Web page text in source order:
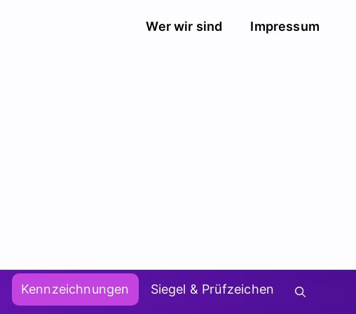
Wer wir sind Impressum
Kennzeichnungen Siegel & Prüfzeichen